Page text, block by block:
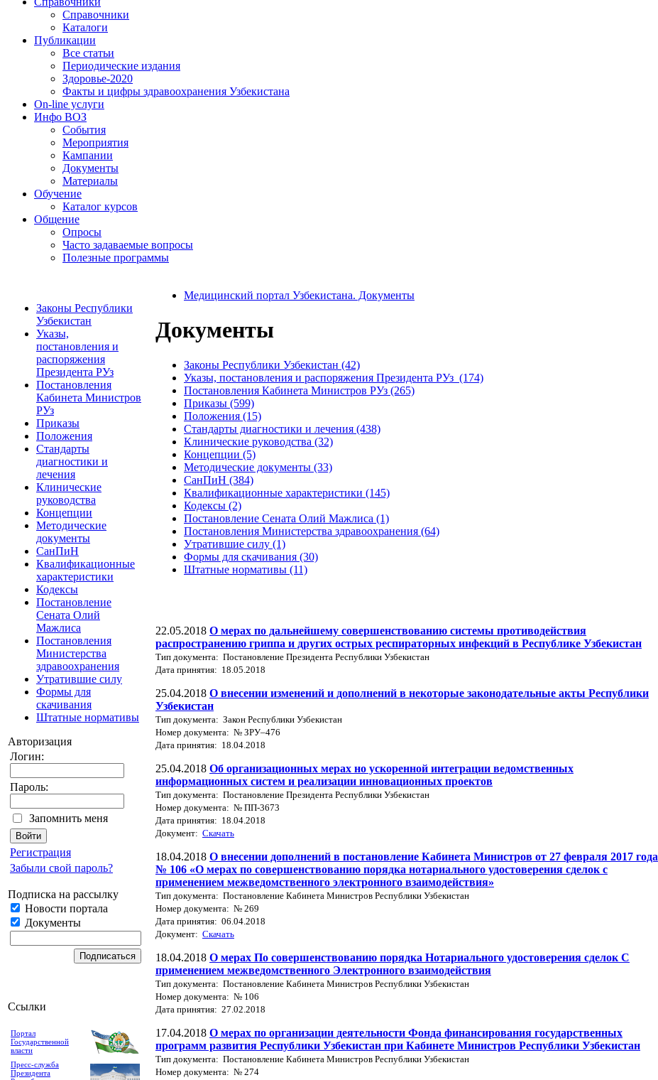
Справочники
Каталоги
Публикации
Все статьи
Периодические издания
Здоровье-2020
Факты и цифры здравоохранения Узбекистана
On-line услуги
Инфо ВОЗ
События
Мероприятия
Кампании
Документы
Материалы
Обучение
Каталог курсов
Общение
Опросы
Часто задаваемые вопросы
Полезные программы
Законы Республики
Узбекистан
Указы,
постановления и
распоряжения
Президента РУз
Постановления
Кабинета Министров
РУз
Приказы
Положения
Стандарты
диагностики и
лечения
Клинические
руководства
Концепции
Методические
документы
СанПиН
Квалификационные
характеристики
Кодексы
Постановление
Сената Олий
Мажлиса
Постановления
Министерства
здравоохранения
Утратившие силу
Формы для
скачивания
Штатные нормативы
Авторизация
Логин:
Пароль:
Запомнить меня
Регистрация
Забыли свой пароль?
Подписка на рассылку
Новости портала
Документы
Ссылки
Портал
Государственной
власти
Пресс-служба
Президента
Медицинский портал Узбекистана. Документы
Документы
Законы Республики Узбекистан (42)
Указы, постановления и распоряжения Президента РУз (174)
Постановления Кабинета Министров РУз (265)
Приказы (599)
Положения (15)
Стандарты диагностики и лечения (438)
Клинические руководства (32)
Концепции (5)
Методические документы (33)
СанПиН (384)
Квалификационные характеристики (145)
Кодексы (2)
Постановление Сената Олий Мажлиса (1)
Постановления Министерства здравоохранения (64)
Утратившие силу (1)
Формы для скачивания (30)
Штатные нормативы (11)
22.05.2018 О мерах по дальнейшему совершенствованию системы противодействия
распространению гриппа и других острых респираторных инфекций в Республике Узбекистан
Тип документа: Постановление Президента Республики Узбекистан
Дата принятия: 18.05.2018
25.04.2018 О внесении изменений и дополнений в некоторые законодательные акты Республики
Узбекистан
Тип документа: Закон Республики Узбекистан
Номер документа: № ЗРУ–476
Дата принятия: 18.04.2018
25.04.2018 Об организационных мерах но ускоренной интеграции ведомственных
информационных систем и реализации инновационных проектов
Тип документа: Постановление Президента Республики Узбекистан
Номер документа: № ПП-3673
Дата принятия: 18.04.2018
Документ: Скачать
18.04.2018 О внесении дополнений в постановление Кабинета Министров от 27 февраля 2017 года
№ 106 «О мерах по совершенствованию порядка нотариального удостоверения сделок с
применением межведомственного электронного взаимодействия»
Тип документа: Постановление Кабинета Министров Республики Узбекистан
Номер документа: № 269
Дата принятия: 06.04.2018
Документ: Скачать
18.04.2018 О мерах По совершенствованию порядка Нотариального удостоверения сделок С
применением межведомственного Электронного взаимодействия
Тип документа: Постановление Кабинета Министров Республики Узбекистан
Номер документа: № 106
Дата принятия: 27.02.2018
17.04.2018 О мерах по организации деятельности Фонда финансирования государственных
программ развития Республики Узбекистан при Кабинете Министров Республики Узбекистан
Тип документа: Постановление Кабинета Министров Республики Узбекистан
Номер документа: № 274